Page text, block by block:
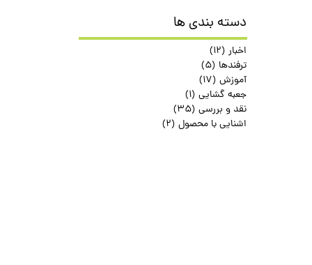
دسته بندی ها
اخبار (۱۲)
ترفندها (۵)
آموزش (۱۷)
جعبه گشایی (۱)
نقد و بررسی (۳۵)
اشنایی با محصول (۲)